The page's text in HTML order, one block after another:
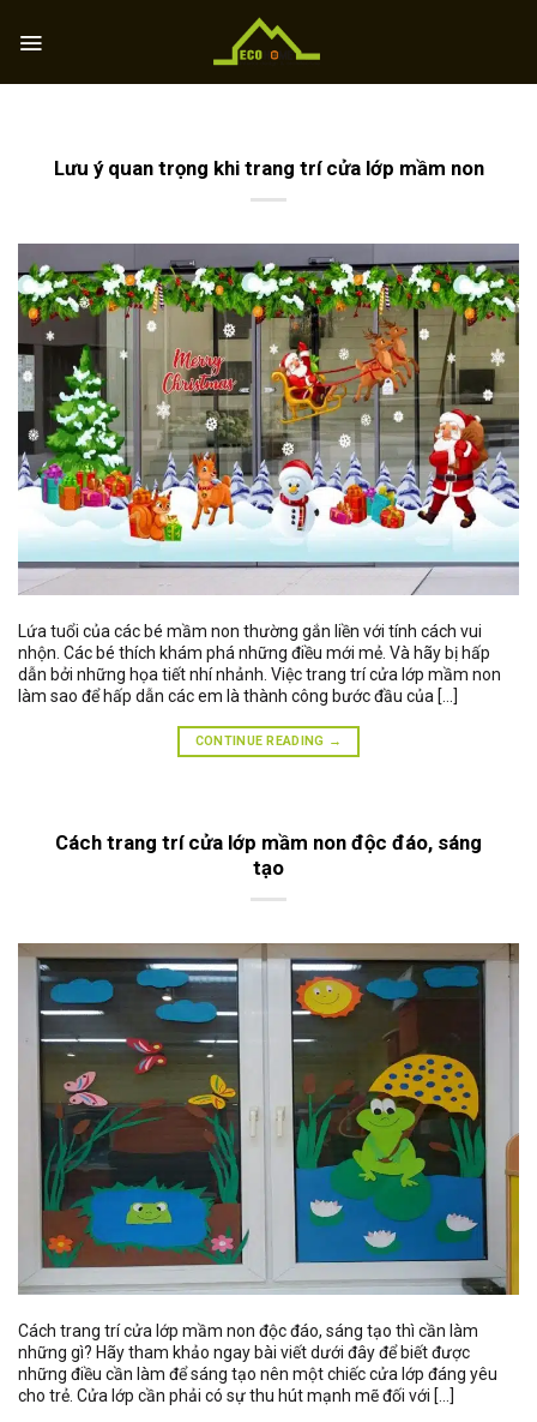
content
Lưu ý quan trọng khi trang trí cửa lớp mầm non
Lứa tuổi của các bé mầm non thường gắn liền với tính cách vui
nhộn. Các bé thích khám phá những điều mới mẻ. Và hãy bị hấp
dẫn bởi những họa tiết nhí nhảnh. Việc trang trí cửa lớp mầm non
làm sao để hấp dẫn các em là thành công bước đầu của […]
CONTINUE READING →
Cách trang trí cửa lớp mầm non độc đáo, sáng
tạo
Cách trang trí cửa lớp mầm non độc đáo, sáng tạo thì cần làm
những gì? Hãy tham khảo ngay bài viết dưới đây để biết được
những điều cần làm để sáng tạo nên một chiếc cửa lớp đáng yêu
cho trẻ. Cửa lớp cần phải có sự thu hút mạnh mẽ đối với […]